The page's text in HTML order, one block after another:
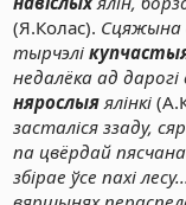
(Я.Колас). Сцяжына
тырчэлі
недалёка ад
нярослыяялінкі
засталіся ззаду,
па цвёрдай
збірае ўсе пахі